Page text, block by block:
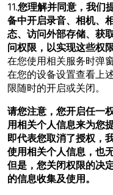
11.您理解并同意，我们
备中开启录音、相机、
态、访问外部存储、获
问权限，以实现这些权
在您使用相关服务时弹
在您的设备设置查看上
限随时的开启或关闭。
请您注意，您开启任一
用相关个人信息来为您
即代表您取消了授权，
使用相关个人信息，也
但是，您关闭权限的决
的信息收集及使用。